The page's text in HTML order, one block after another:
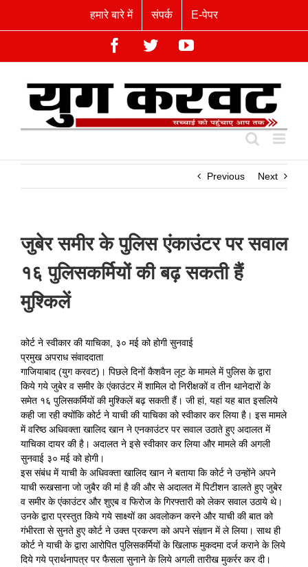
हमारे बारे में संपर्क E-पेपर
Facebook
TwitterYouTube
Previous Next
जुबेर समीर के पुलिस एंकाउंटर पर सवाल
१६ पुलिसकर्मियों की बढ़ सकती हैं
मुश्किलें
कोर्ट ने स्वीकार की याचिका, ३० मई को होगी सुनवाई
प्रमुख अपराध संवाददाता
गाजियाबाद (युग करवट)। पिछले दिनों कैशवैन लूट के मामले में पुलिस के द्वारा
किये गये जुबेर व समीर के एंकाउंटर में शामिल दो निरीक्षकों व तीन थानेदारों के
समेत १६ पुलिसकर्मियों की मुश्किलें बढ़ सकती हैं। जी हां, यहां यह बात इसलिये
कही जा रही क्योंकि कोर्ट ने याची की याचिका को स्वीकार कर लिया है। इस मामले
में वरिष्ठ अधिवक्ता खालिद खान ने एनकाउंटर पर सवाल उठाते हुए अदालत में
याचिका दायर की है। अदालत ने इसे स्वीकार कर लिया और मामले की अगली
सुनवाई ३० मई को होगी।
इस संबंध में याची के अधिवक्ता खालिद खान ने बताया कि कोर्ट ने उन्होंने अपने
याची रूखसाना जो जुबैर की मां है की और से अदालत में पिटीशन डालते हुए जुबेर
व समीर के एंकाउंटर और शुएब व फिरोज के गिरफ्तारी को लेकर सवाल उठाये थे।
उनके द्वारा प्रस्तुत किये गये साक्ष्यों का अवलोकन करने और याची की बात को
गंभीरता से सुनते हुए कोर्ट ने उक्त प्रकरण को अपने संज्ञान में ले लिया। साथ ही
कोर्ट ने याची के द्वारा आरोपित पुलिसकर्मियों के खिलाफ मुकदमा दर्ज कराने के लिये
दिये गये प्रार्थनापत्र पर फैसला सुनाने के लिये अगली तारीख मुकर्रर कर दी।